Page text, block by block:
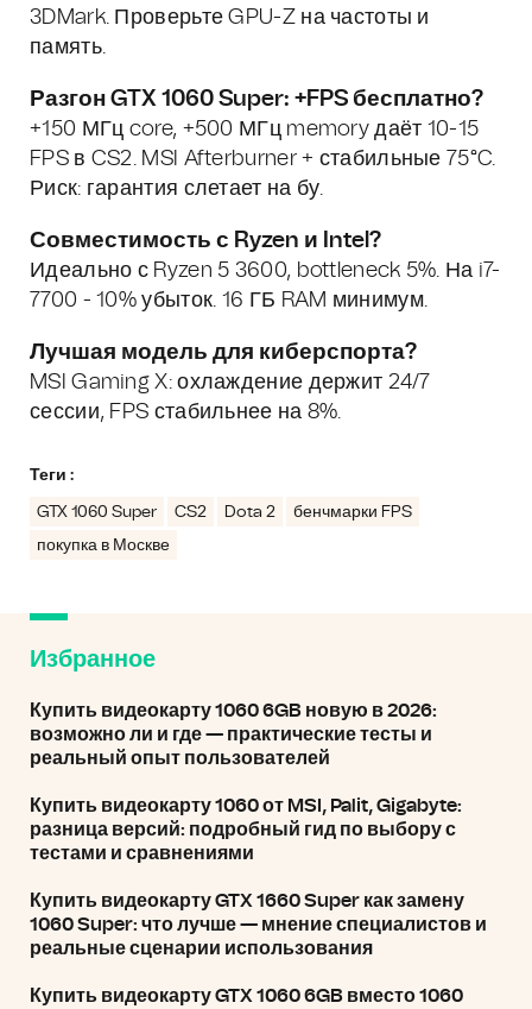
3DMark. Проверьте GPU-Z на частоты и
память.
Разгон GTX 1060 Super: +FPS бесплатно?
+150 МГц core, +500 МГц memory даёт 10-15
FPS в CS2. MSI Afterburner + стабильные 75°C.
Риск: гарантия слетает на бу.
Совместимость с Ryzen и Intel?
Идеально с Ryzen 5 3600, bottleneck 5%. На i7-
7700 - 10% убыток. 16 ГБ RAM минимум.
Лучшая модель для киберспорта?
MSI Gaming X: охлаждение держит 24/7
сессии, FPS стабильнее на 8%.
Теги :
GTX 1060 Super CS2 Dota 2
бенчмарки FPS
покупка в Москве
Избранное
Купить видеокарту 1060 6GB новую в 2026:
возможно ли и где — практические тесты и
реальный опыт пользователей
Купить видеокарту 1060 от MSI, Palit, Gigabyte:
разница версий: подробный гид по выбору с
тестами и сравнениями
Купить видеокарту GTX 1660 Super как замену
1060 Super: что лучше — мнение специалистов и
реальные сценарии использования
Купить видеокарту GTX 1060 6GB вместо 1060